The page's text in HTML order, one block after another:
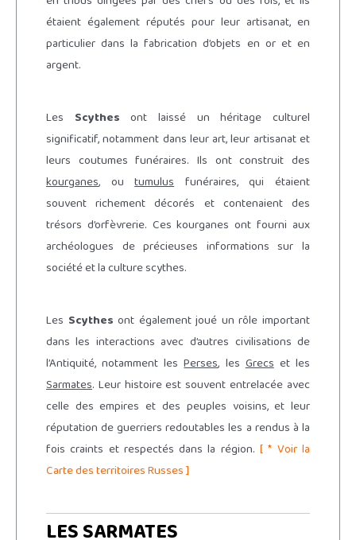
étaient également réputés pour leur artisanat, en
particulier dans la fabrication d’objets en or et en
argent.
Les Scythes ont laissé un héritage culturel
significatif, notamment dans leur art, leur artisanat et
leurs coutumes funéraires. Ils ont construit des
kourganes, outumulusfunéraires, qui étaient
souvent richement décorés et contenaient des
trésors d’orfèvrerie. Ces kourganes ont fourni aux
archéologues de précieuses informations sur la
société et la culture scythes.
Les Scythes ont également joué un rôle important
dans les interactions avec d’autres civilisations de
l’Antiquité, notamment lesPerses, lesGrecset les
Sarmates. Leur histoire est souvent entrelacée avec
celle des empires et des peuples voisins, et leur
réputation de guerriers redoutables les a rendus à la
fois craints et respectés dans la région.[ * Voir la
Carte des territoires Russes ]
LES SARMATES